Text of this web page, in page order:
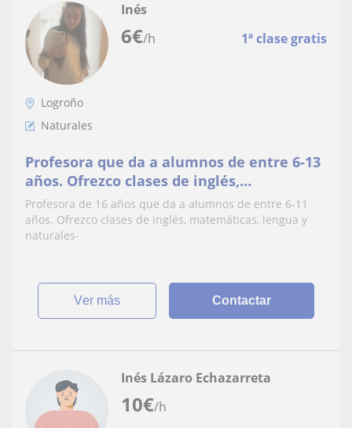
6€/h 1ª clase gratis
Inés
Logroño
Naturales
Profesora que da a alumnos de entre 6-13
años. Ofrezco clases de inglés,
matemáticas, lengua, biológica, química y
naturales
Profesora de 16 años que da a alumnos de entre 6-11
años. Ofrezco clases de inglés, matemáticas, lengua y
naturales-
ver más Contactar
10€/h
Inés Lázaro Echazarreta